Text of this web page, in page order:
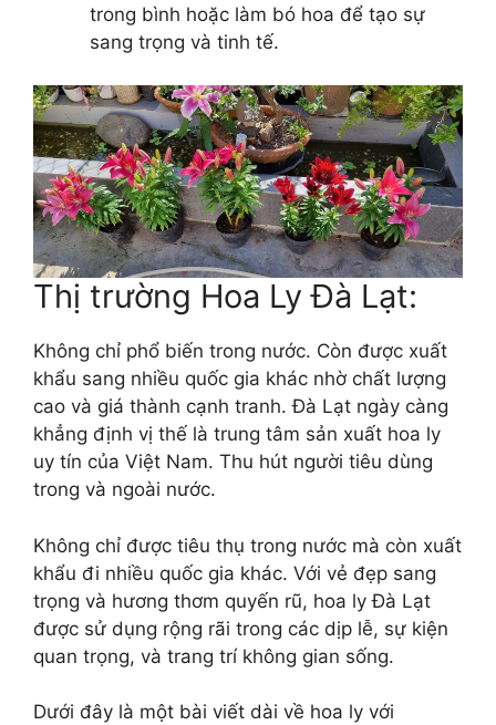
trong bình hoặc làm bó hoa để tạo sự
sang trọng và tinh tế.
Thị trường Hoa Ly Đà Lạt:
Không chỉ phổ biến trong nước. Còn được xuất
khẩu sang nhiều quốc gia khác nhờ chất lượng
cao và giá thành cạnh tranh. Đà Lạt ngày càng
khẳng định vị thế là trung tâm sản xuất hoa ly
uy tín của Việt Nam. Thu hút người tiêu dùng
trong và ngoài nước.
Không chỉ được tiêu thụ trong nước mà còn xuất
khẩu đi nhiều quốc gia khác. Với vẻ đẹp sang
trọng và hương thơm quyến rũ, hoa ly Đà Lạt
được sử dụng rộng rãi trong các dịp lễ, sự kiện
quan trọng, và trang trí không gian sống.
Dưới đây là một bài viết dài về hoa ly với